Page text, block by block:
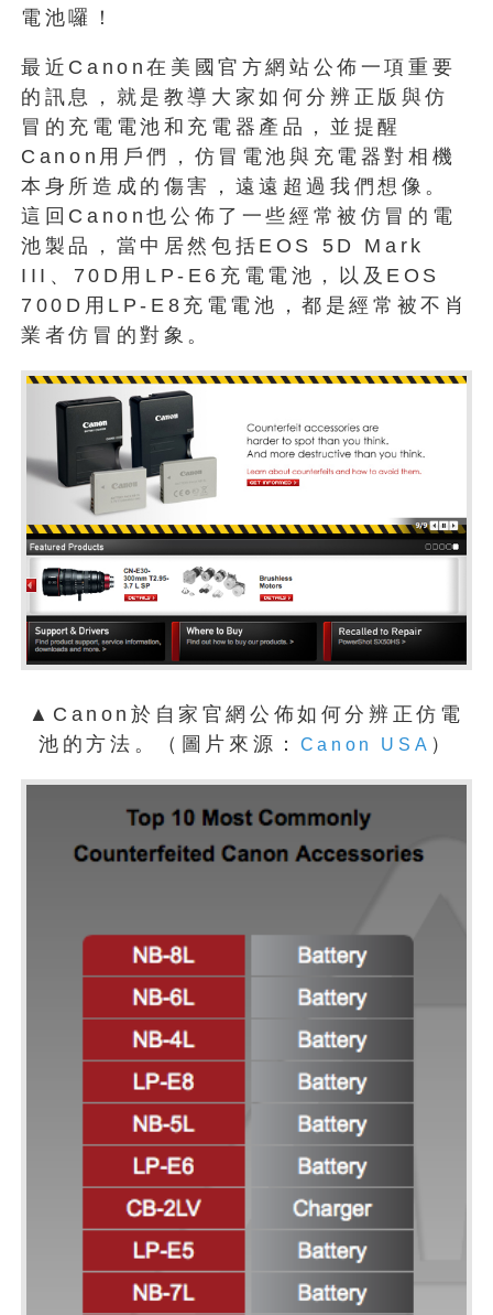
電池囉！
最近Canon在美國官方網站公佈一項重要
的訊息，就是教導大家如何分辨正版與仿
冒的充電電池和充電器產品，並提醒
Canon用戶們，仿冒電池與充電器對相機
本身所造成的傷害，遠遠超過我們想像。
這回Canon也公佈了一些經常被仿冒的電
池製品，當中居然包括EOS 5D Mark
III、70D用LP-E6充電電池，以及EOS
700D用LP-E8充電電池，都是經常被不肖
業者仿冒的對象。
▲Canon於自家官網公佈如何分辨正仿電
池的方法。（圖片來源：
Canon USA ）